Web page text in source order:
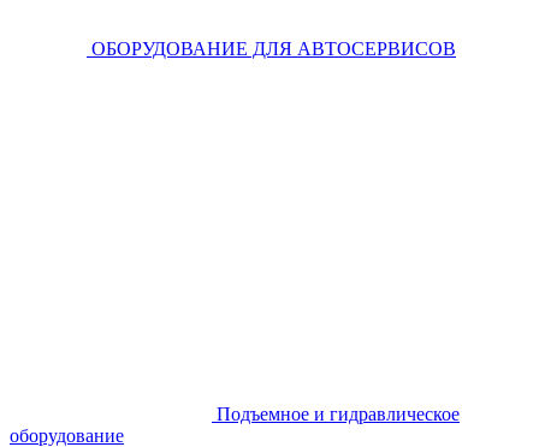
ОБОРУДОВАНИЕ ДЛЯ АВТОСЕРВИСОВ
Подъемное и гидравлическое
оборудование